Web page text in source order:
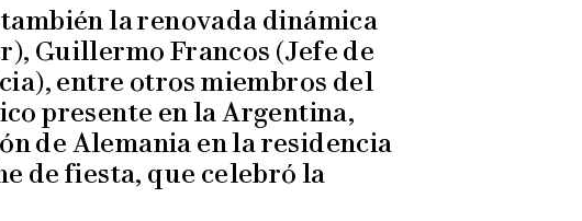
la renovada dinámica
Guillermo Francos (Jefe de
entre otros miembros del
presente en la Argentina,
de Alemania en la residencia
de fiesta, que celebró la